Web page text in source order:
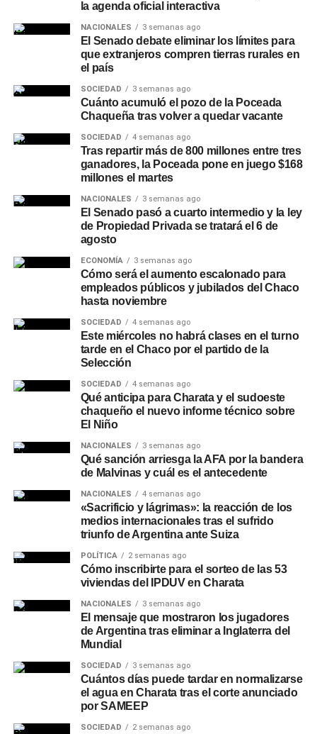
Másnoticias de Charata en
la agenda oficial interactiva
NACIONALES 3 semanas ago
El Senado debate eliminar los límites para
que extranjeros compren tierras rurales en
el país
SOCIEDAD 3 semanas ago
Cuánto acumuló el pozo de la Poceada
Chaqueña tras volver a quedar vacante
SOCIEDAD 4 semanas ago
Tras repartir más de 800 millones entre tres
ganadores, la Poceada pone en juego $168
millones el martes
NACIONALES 3 semanas ago
El Senado pasó a cuarto intermedio y la ley
de Propiedad Privada se tratará el 6 de
agosto
ECONOMÍA 3 semanas ago
Cómo será el aumento escalonado para
empleados públicos y jubilados del Chaco
hasta noviembre
SOCIEDAD 4 semanas ago
Este miércoles no habrá clases en el turno
tarde en el Chaco por el partido de la
Selección
SOCIEDAD 4 semanas ago
Qué anticipa para Charata y el sudoeste
chaqueño el nuevo informe técnico sobre
El Niño
NACIONALES 3 semanas ago
Qué sanción arriesga la AFA por la bandera
de Malvinas y cuál es el antecedente
NACIONALES 4 semanas ago
«Sacrificio y lágrimas»: la reacción de los
medios internacionales tras el sufrido
triunfo de Argentina ante Suiza
POLÍTICA 2 semanas ago
Cómo inscribirte para el sorteo de las 53
viviendas del IPDUV en Charata
NACIONALES 3 semanas ago
El mensaje que mostraron los jugadores
de Argentina tras eliminar a Inglaterra del
Mundial
SOCIEDAD 3 semanas ago
Cuántos días puede tardar en normalizarse
el agua en Charata tras el corte anunciado
por SAMEEP
SOCIEDAD 2 semanas ago